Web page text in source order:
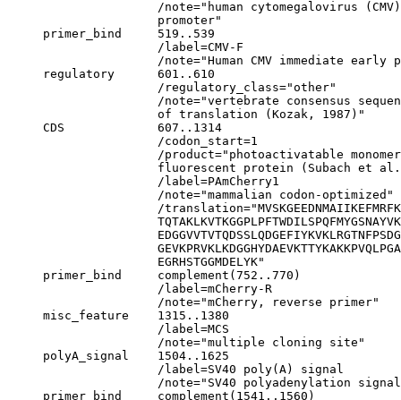
/note="human cytomegalovirus
                     promoter"
     primer_bind     519..539
                     /label=CMV-F
/note="Human CMV immediate early
     regulatory      601..610
                     /regulatory_class="other"
/note="vertebrate consensus
                     of translation (Kozak, 1987)"
     CDS             607..1314
                     /codon_start=1
/product="photoactivatable
fluorescent protein (Subach et
                     /label=PAmCherry1
                     /note="mammalian codon-optimized"
/
                     EGRHSTGGMDELYK"
     primer_bind     complement(752..770)
                     /label=mCherry-R
                     /note="mCherry, reverse primer"
     misc_feature    1315..1380
                     /label=MCS
                     /note="multiple cloning site"
     polyA_signal    1504..1625
                     /label=SV40 poly(A) signal
/note="SV40 polyadenylation
     primer_bind     complement(1541..1560)